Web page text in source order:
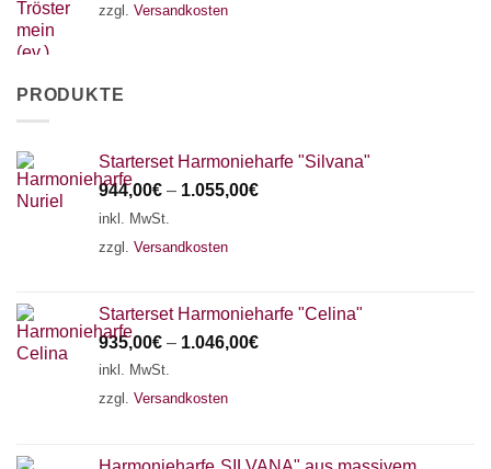
zzgl. Versandkosten
PRODUKTE
Starterset Harmonieharfe "Silvana"
944,00€ – 1.055,00€
inkl. MwSt.
zzgl. Versandkosten
Starterset Harmonieharfe "Celina"
935,00€ – 1.046,00€
inkl. MwSt.
zzgl. Versandkosten